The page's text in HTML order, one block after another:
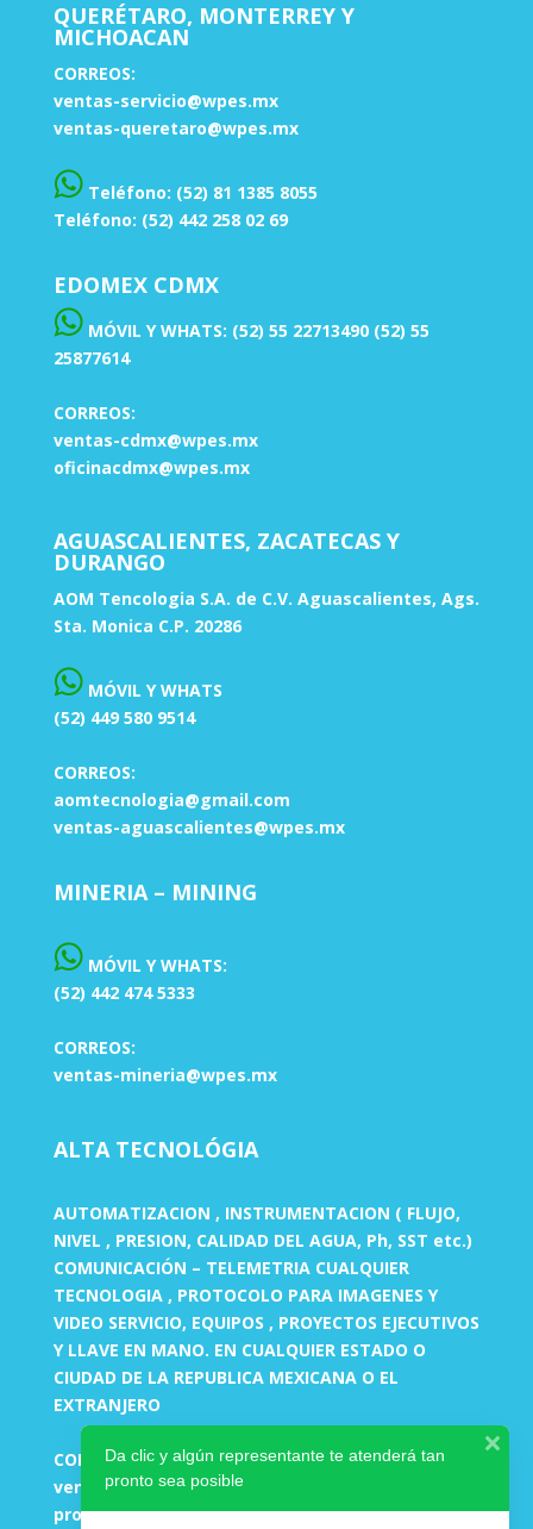
QUERÉTARO, MONTERREY Y
MICHOACAN
CORREOS:
ventas-servicio@wpes.mx
ventas-queretaro@wpes.mx
Teléfono: (52) 81 1385 8055
Teléfono: (52) 442 258 02 69
EDOMEX CDMX
MÓVIL Y WHATS: (52) 55 22713490 (52) 55
25877614
CORREOS:
ventas-cdmx@wpes.mx
oficinacdmx@wpes.mx
AGUASCALIENTES, ZACATECAS Y
DURANGO
AOM Tencologia S.A. de C.V. Aguascalientes, Ags.
Sta. Monica C.P. 20286
MÓVIL Y WHATS
(52) 449 580 9514
CORREOS:
aomtecnologia@gmail.com
ventas-aguascalientes@wpes.mx
MINERIA – MINING
MÓVIL Y WHATS:
(52) 442 474 5333
CORREOS:
ventas-mineria@wpes.mx
ALTA TECNOLÓGIA
AUTOMATIZACION , INSTRUMENTACION ( FLUJO,
NIVEL , PRESION, CALIDAD DEL AGUA, Ph, SST etc.)
COMUNICACIÓN – TELEMETRIA CUALQUIER
TECNOLOGIA , PROTOCOLO PARA IMAGENES Y
VIDEO SERVICIO, EQUIPOS , PROYECTOS EJECUTIVOS
Y LLAVE EN MANO. EN CUALQUIER ESTADO O
CIUDAD DE LA REPUBLICA MEXICANA O EL
EXTRANJERO
CORREOS:
ventas-ingenieria@wpes.mx
proyectos-altatecnologia@wpes.mx
Da clic y algún representante te atenderá tan
pronto sea posible